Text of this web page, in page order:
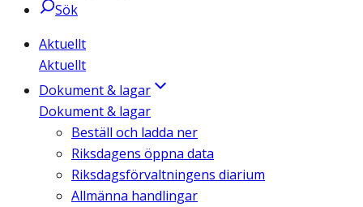
Sök
Aktuellt
Aktuellt
Dokument & lagar
Dokument & lagar
Beställ och ladda ner
Riksdagens öppna data
Riksdagsförvaltningens diarium
Allmänna handlingar